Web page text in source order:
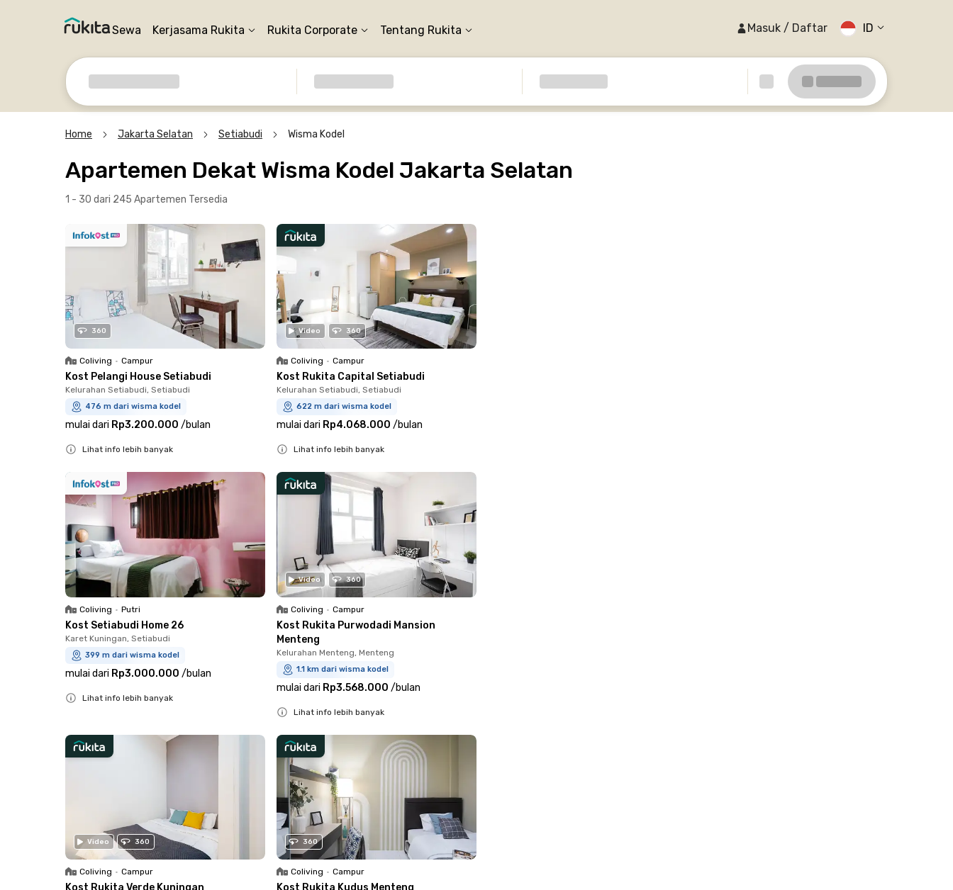
Sewa Kerjasama Rukita Rukita Corporate Tentang Rukita Masuk / Daftar ID
Home Jakarta Selatan Setiabudi Wisma Kodel
Apartemen Dekat Wisma Kodel Jakarta Selatan
1 - 30 dari 245 Apartemen Tersedia
360
Coliving • Campur
Kost Pelangi House Setiabudi
Kelurahan Setiabudi, Setiabudi
476 m dari wisma kodel
mulai dari Rp3.200.000 /bulan
Lihat info lebih banyak
Video 360
Coliving • Campur
Kost Rukita Capital Setiabudi
Kelurahan Setiabudi, Setiabudi
622 m dari wisma kodel
mulai dari Rp4.068.000 /bulan
Lihat info lebih banyak
Coliving • Putri
Kost Setiabudi Home 26
Karet Kuningan, Setiabudi
399 m dari wisma kodel
mulai dari Rp3.000.000 /bulan
Lihat info lebih banyak
Video 360
Coliving • Campur
Kost Rukita Purwodadi Mansion
Menteng
Kelurahan Menteng, Menteng
1.1 km dari wisma kodel
mulai dari Rp3.568.000 /bulan
Lihat info lebih banyak
Video 360
Coliving • Campur
Kost Rukita Verde Kuningan
360
Coliving • Campur
Kost Rukita Kudus Menteng